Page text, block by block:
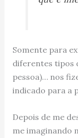
Somente para
diferentes tipos
pessoa)… nos
indicado para a
Depois de me
me imaginando